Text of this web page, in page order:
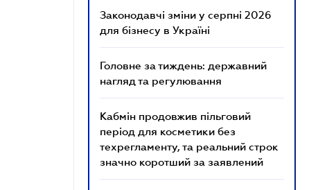
Законодавчі зміни у серпні 2026
для бізнесу в Україні
Головне за тиждень: державний
нагляд та регулювання
Кабмін продовжив пільговий
період для косметики без
техрегламенту, та реальний строк
значно коротший за заявлений